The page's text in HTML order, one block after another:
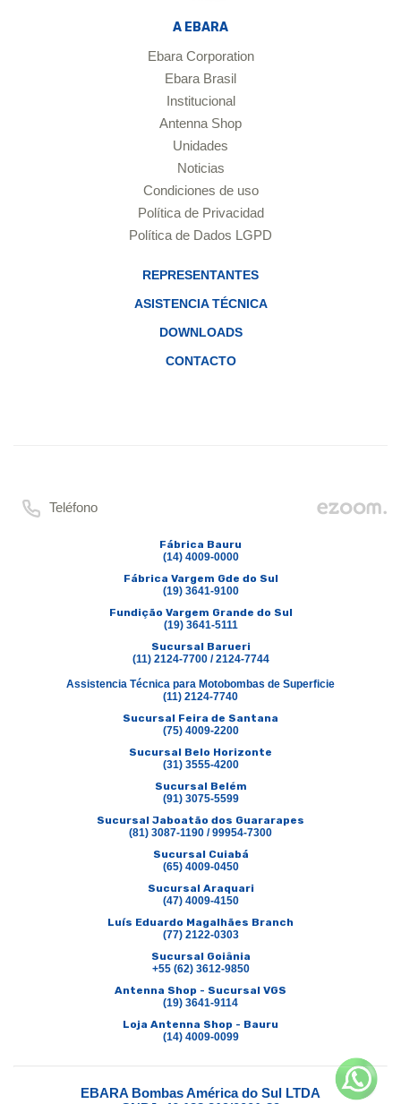
A EBARA
Ebara Corporation
Ebara Brasil
Institucional
Antenna Shop
Unidades
Noticias
Condiciones de uso
Política de Privacidad
Política de Dados LGPD
REPRESENTANTES
ASISTENCIA TÉCNICA
DOWNLOADS
CONTACTO
Teléfono
Fábrica Bauru
(14) 4009-0000
Fábrica Vargem Gde do Sul
(19) 3641-9100
Fundição Vargem Grande do Sul
(19) 3641-5111
Sucursal Barueri
(11) 2124-7700 / 2124-7744
Assistencia Técnica para Motobombas de Superficie
(11) 2124-7740
Sucursal Feira de Santana
(75) 4009-2200
Sucursal Belo Horizonte
(31) 3555-4200
Sucursal Belém
(91) 3075-5599
Sucursal Jaboatão dos Guararapes
(81) 3087-1190 / 99954-7300
Sucursal Cuiabá
(65) 4009-0450
Sucursal Araquari
(47) 4009-4150
Luís Eduardo Magalhães Branch
(77) 2122-0303
Sucursal Goiânia
+55 (62) 3612-9850
Antenna Shop - Sucursal VGS
(19) 3641-9114
Loja Antenna Shop - Bauru
(14) 4009-0099
EBARA Bombas América do Sul LTDA